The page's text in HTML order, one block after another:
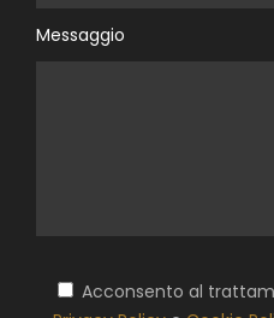
Messaggio
Acconsento al